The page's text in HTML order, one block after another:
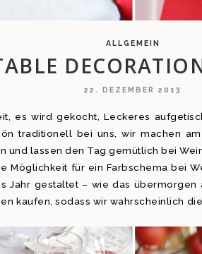
ALLGEMEIN
22. DEZEMBER 2013
es wird gekocht, Leckeres
traditionell bei uns, wir machen
und lassen den Tag gemütlich bei
Möglichkeit für ein Farbschema bei
Jahr gestaltet – wie das übermorgen
kaufen, sodass wir wahrscheinlich